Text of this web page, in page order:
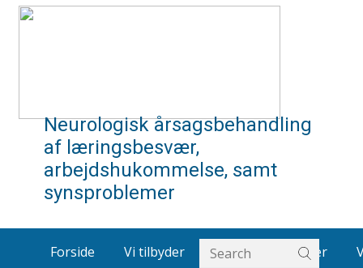
Neurologisk årsagsbehandling
af læringsbesvær,
arbejdshukommelse, samt
synsproblemer
Forside Vi tilbyder Om os Artikler